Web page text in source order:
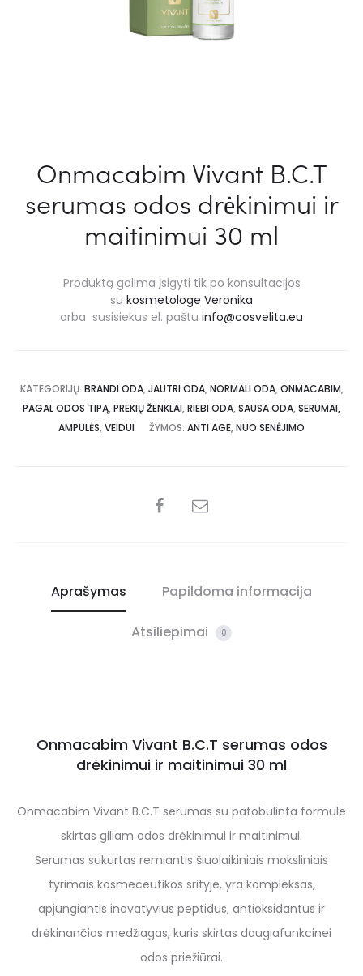
Onmacabim Vivant B.C.T
serumas odos drėkinimui ir
maitinimui 30 ml
Produktą galima įsigyti tik po konsultacijos
su kosmetologe Veronika
arba susisiekus el. paštu info@cosvelita.eu
KATEGORIJŲ: BRANDI ODA, JAUTRI ODA, NORMALI ODA, ONMACABIM,
PAGAL ODOS TIPĄ, PREKIŲ ŽENKLAI, RIEBI ODA, SAUSA ODA, SERUMAI,
AMPULĖS, VEIDUI ŽYMOS: ANTI AGE, NUO SENĖJIMO
Aprašymas Papildoma informacija
Atsiliepimai 0
Onmacabim Vivant B.C.T serumas odos
drėkinimui ir maitinimui 30 ml
Onmacabim Vivant B.C.T serumas su patobulinta formule
skirtas giliam odos drėkinimui ir maitinimui.
Serumas sukurtas remiantis šiuolaikiniais moksliniais
tyrimais kosmeceutikos srityje, yra kompleksas,
apjungiantis inovatyvius peptidus, antioksidantus ir
drėkinančias medžiagas, kuris skirtas daugiafunkcinei
odos priežiūrai.